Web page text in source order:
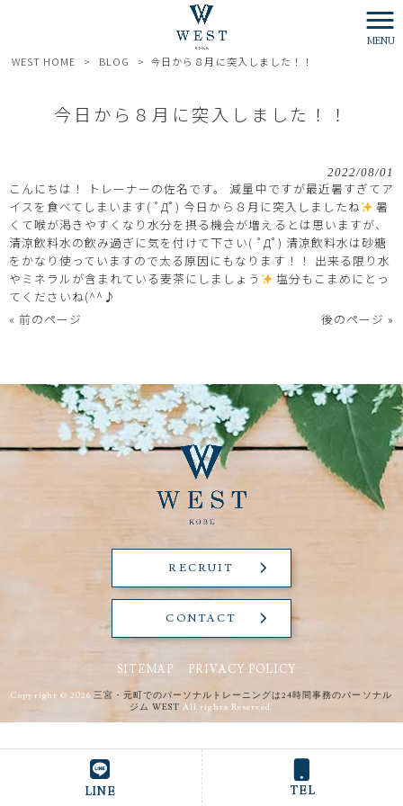
MENU
WEST HOME > BLOG > 今日から８月に突入しました！！
今日から８月に突入しました！！
2022/08/01
こんにちは！ トレーナーの佐名です。 減量中ですが最近暑すぎてア
イスを食べてしまいます( ﾟДﾟ) 今日から８月に突入しましたね
暑
くて喉が渇きやすくなり水分を摂る機会が増えるとは思いますが、
清涼飲料水の飲み過ぎに気を付けて下さい( ﾟДﾟ) 清涼飲料水は砂糖
をかなり使っていますので太る原因にもなります！！ 出来る限り水
やミネラルが含まれている麦茶にしましょう
塩分もこまめにとっ
てくださいね(^^♪
« 前のページ
後のページ »
RECRUIT
CONTACT
SITEMAP PRIVACY POLICY
Copyright © 2026 三宮・元町でのパーソナルトレーニングは24時間事務のパーソナル
ジム WEST All rights Reserved.
LINE TEL